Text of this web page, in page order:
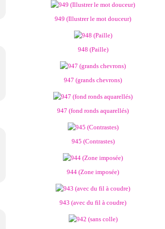
949 (Illustrer le mot douceur)
948 (Paille)
947 (grands chevrons)
947 (fond ronds aquarellés)
945 (Contrastes)
944 (Zone imposée)
943 (avec du fil à coudre)